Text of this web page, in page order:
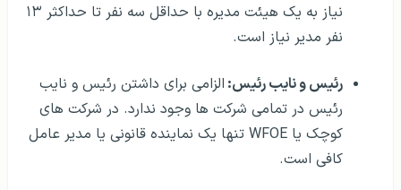
نیاز به یک هیئت مدیره با حداقل سه نفر تا حداکثر ۱۳
نفر مدیر نیاز است.
رئیس و نایب رئیس: الزامی برای داشتن رئیس و نایب
رئیس در تمامی شرکت ها وجود ندارد. در شرکت های
کوچک یا WFOE تنها یک نماینده قانونی یا مدیر عامل
کافی است.